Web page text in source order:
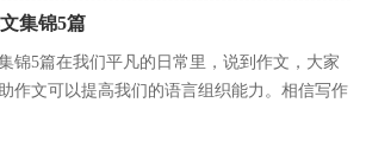
集锦5篇
锦5篇在我们平凡的日常里，说到作文，大家
作文可以提高我们的语言组织能力。相信写作
痛的问题，以下是小编整理的猜...